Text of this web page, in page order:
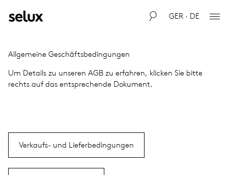
GER · DE
All­ge­meine Geschäfts­be­din­gun­gen
Um Details zu unse­ren AGB zu erfah­ren, kli­cken Sie bitte
rechts auf das ent­spre­chende Doku­ment.
Verkaufs- und Lieferbedingungen